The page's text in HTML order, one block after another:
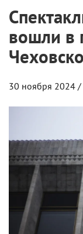
вошли в
30 ноября 2024 /